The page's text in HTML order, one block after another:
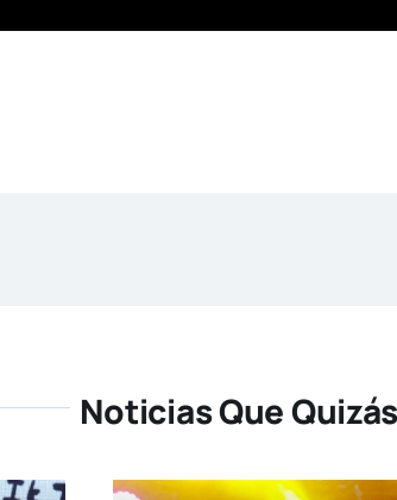
Noticias Que